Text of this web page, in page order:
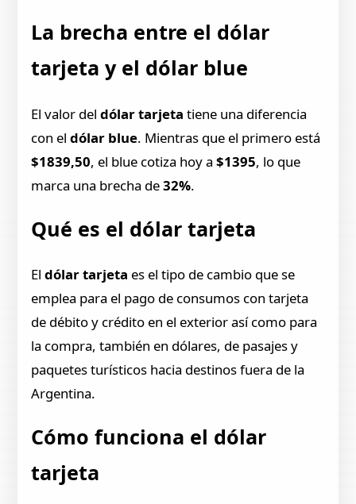
La brecha entre el dólar
tarjeta y el dólar blue
El valor deldólar tarjeta tiene una diferencia
con eldólar blue. Mientras que el primero está
$1839,50, el blue cotiza hoy a$1395, lo que
marca una brecha de32%.
Qué es el dólar tarjeta
Eldólar tarjeta es el tipo de cambio que se
emplea para el pago de consumos con tarjeta
de débito y crédito en el exterior así como para
la compra, también en dólares, de pasajes y
paquetes turísticos hacia destinos fuera de la
Argentina.
Cómo funciona el dólar
tarjeta